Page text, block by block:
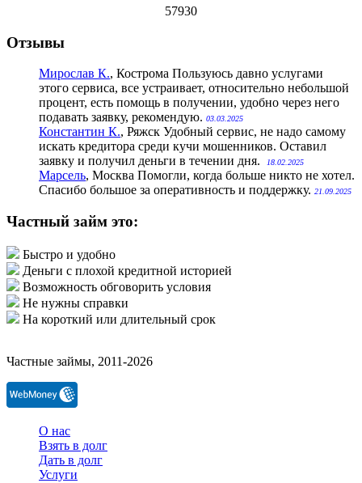
57930
Отзывы
Мирослав К., Кострома Пользуюсь давно услугами
этого сервиса, все устраивает, относительно небольшой
процент, есть помощь в получении, удобно через него
подавать заявку, рекомендую. 03.03.2025
Константин К., Ряжск Удобный сервис, не надо самому
искать кредитора среди кучи мошенников. Оставил
заявку и получил деньги в течении дня.
18.02.2025
Марсель, Москва Помогли, когда больше никто не хотел.
Спасибо большое за оперативность и поддержку. 21.09.2025
Частный займ это:
Быстро и удобно
Деньги с плохой кредитной историей
Возможность обговорить условия
Не нужны справки
На короткий или длительный срок
Частные займы, 2011-2026
О нас
Взять в долг
Дать в долг
Услуги